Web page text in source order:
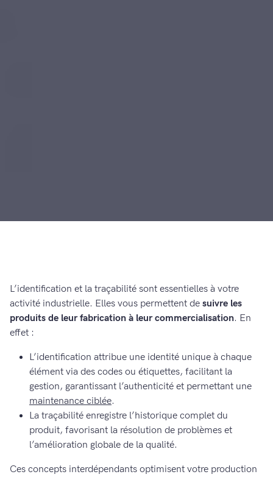
L’identification et la traçabilité sont essentielles à votre
activité industrielle. Elles vous permettent de suivre les
produits de leur fabrication à leur commercialisation. En
effet :
L’identification attribue une identité unique à chaque
élément via des codes ou étiquettes, facilitant la
gestion, garantissant l’authenticité et permettant une
maintenance ciblée.
La traçabilité enregistre l’historique complet du
produit, favorisant la résolution de problèmes et
l’amélioration globale de la qualité.
Ces concepts interdépendants optimisent votre production